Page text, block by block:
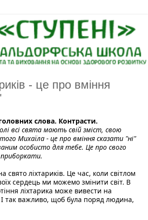
- це про вміння
слова. Контрасти.
всі свята мають свій зміст, свою
Михаїла - це про вміння сказати "ні"
особисто для тебе. Це про свого
приборкати.
свято ліхтариків. Це час, коли світлом
сердець ми можемо змінити світ. В
ліхтарика може вивести на
так важливо, щоб була поряд людина,